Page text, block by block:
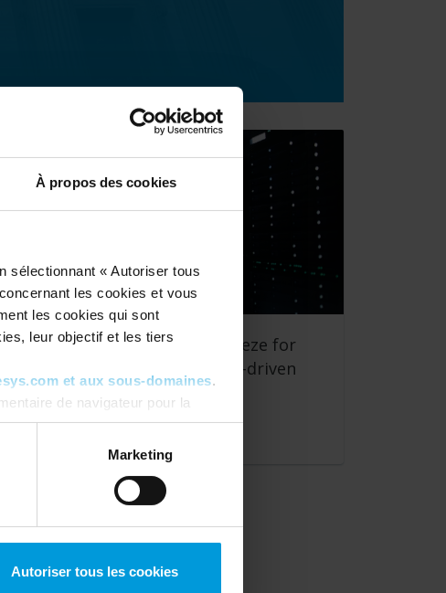
À propos des cookies
sélectionnant « Autoriser tous
les cookies et vous
les cookies qui sont
leur objectif et les tiers
et aux sous-domaines.
de navigateur pour la
. Vous pouvez toujoursmodifier
Marketing
Autoriser tous les cookies
How cloud security is a breeze for
Fortune 500 ICT using data-driven
video tech
Customer Story